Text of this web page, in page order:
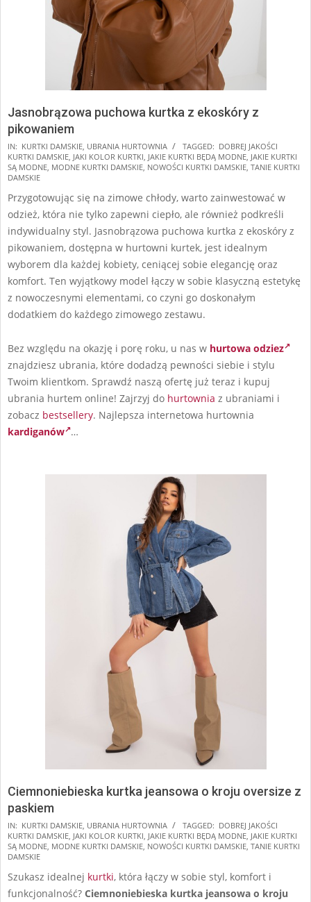
Jasnobrązowa puchowa kurtka z ekoskóry z
pikowaniem
2024-
08-
11
IN: KURTKI DAMSKIE UBRANIA HURTOWNIA TAGGED: DOBREJ JAKOŚCI
KURTKI DAMSKIE JAKI KOLOR KURTKI JAKIE KURTKI BĘDĄ MODNE JAKIE KURTKI
SĄ MODNE MODNE KURTKI DAMSKIE NOWOŚCI KURTKI DAMSKIE TANIE KURTKI
DAMSKIE
Przygotowując się na zimowe chłody, warto zainwestować w
odzież, która nie tylko zapewni ciepło, ale również podkreśli
indywidualny styl. Jasnobrązowa puchowa kurtka z ekoskóry z
pikowaniem, dostępna w hurtowni kurtek, jest idealnym
wyborem dla każdej kobiety, ceniącej sobie elegancję oraz
komfort. Ten wyjątkowy model łączy w sobie klasyczną estetykę
z nowoczesnymi elementami, co czyni go doskonałym
dodatkiem do każdego zimowego zestawu.
Bez względu na okazję i porę roku, u nas w hurtowa odziez
znajdziesz ubrania, które dodadzą pewności siebie i stylu
Twoim klientkom. Sprawdź naszą ofertę już teraz i kupuj
ubrania hurtem online! Zajrzyj do hurtownia z ubraniami i
zobacz bestsellery. Najlepsza internetowa hurtownia
kardiganów …
Ciemnoniebieska kurtka jeansowa o kroju oversize z
paskiem
2024-
08-
10
IN: KURTKI DAMSKIE UBRANIA HURTOWNIA TAGGED: DOBREJ JAKOŚCI
KURTKI DAMSKIE JAKI KOLOR KURTKI JAKIE KURTKI BĘDĄ MODNE JAKIE KURTKI
SĄ MODNE MODNE KURTKI DAMSKIE NOWOŚCI KURTKI DAMSKIE TANIE KURTKI
DAMSKIE
Szukasz idealnej kurtki, która łączy w sobie styl, komfort i
funkcjonalność? Ciemnoniebieska kurtka jeansowa o kroju